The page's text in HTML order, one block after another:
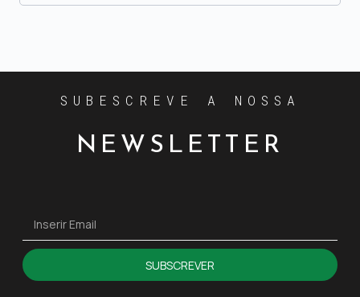
SUBESCREVE A NOSSA
NEWSLETTER
SUBSCREVER